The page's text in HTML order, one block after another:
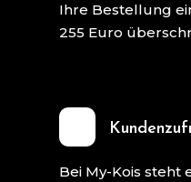
Ihre Bestellung
255 Euro
Bei My-Kois steht